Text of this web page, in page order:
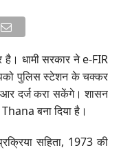
है। धामी सरकार ने e-FIR
पुलिस स्टेशन के चक्कर
दर्ज करा सकेंगे। शासन
बना दिया है।
सहिता, 1973 की